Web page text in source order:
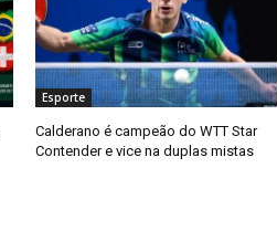
Esporte
Calderano é campeão do WTT Star
Contender e vice na duplas mistas